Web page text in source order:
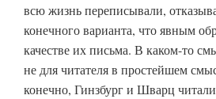
всю жизнь переписывали,
конечного варианта, что явным
качестве их письма. В каком-то
не для читателя в простейшем
конечно, Гинзбург и Шварц